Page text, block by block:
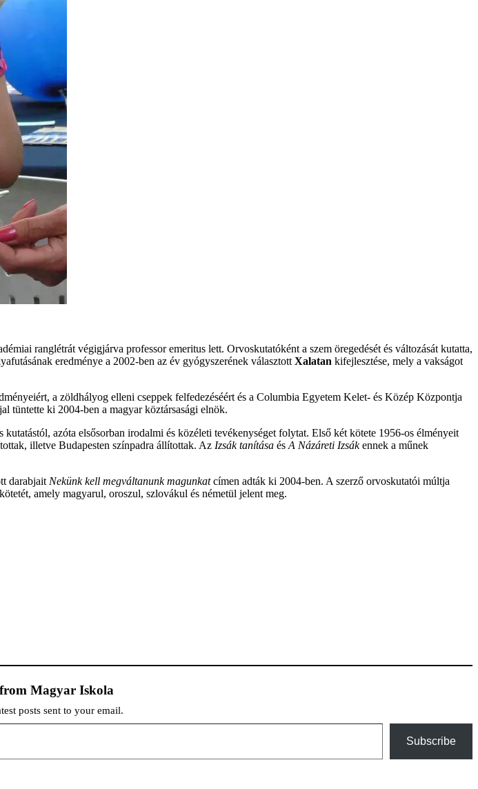
ranglétrát végigjárva professor emeritus lett. Orvoskutatóként a szem öregedését és változását kutatta,
eredménye a 2002-ben az év gyógyszerének választott Xalatan kifejlesztése, mely a vakságot
a zöldhályog elleni cseppek felfedezéséért és a Columbia Egyetem Kelet- és Közép Központja
tüntette ki 2004-ben a magyar köztársasági elnök.
azóta elsősorban irodalmi és közéleti tevékenységet folytat. Első két kötete 1956-os élményeit
illetve Budapesten színpadra állítottak. Az Izsák tanítása és A Názáreti Izsákennek a műnek
darabjait Nekünk kell megváltanunk magunkatcímen adták ki 2004-ben. A szerző orvoskutatói múltja
amely magyarul, oroszul, szlovákul és németül jelent meg.
Magyar Iskola
posts sent to your email.
Subscribe